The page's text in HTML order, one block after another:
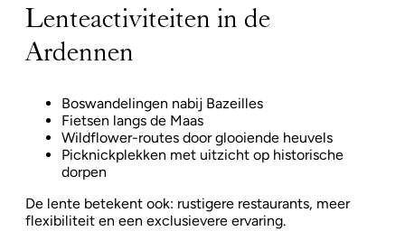
Lenteactiviteiten in de
Ardennen
Boswandelingen nabij Bazeilles
Fietsen langs de Maas
Wildflower-routes door glooiende heuvels
Picknickplekken met uitzicht op historische
dorpen
De lente betekent ook: rustigere restaurants, meer
flexibiliteit en een exclusievere ervaring.